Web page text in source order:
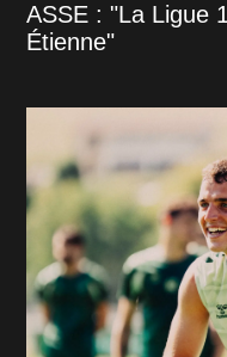
ASSE : "La Ligue
Étienne"